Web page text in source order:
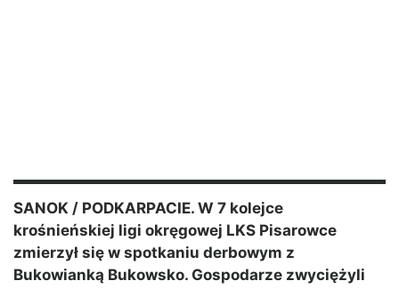
SANOK / PODKARPACIE. W 7 kolejce
krośnieńskiej ligi okręgowej LKS Pisarowce
zmierzył się w spotkaniu derbowym z
Bukowianką Bukowsko. Gospodarze zwyciężyli